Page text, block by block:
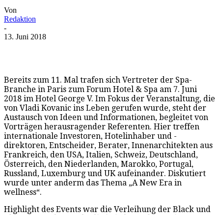
Von
Redaktion
-
13. Juni 2018
Bereits zum 11. Mal trafen sich Vertreter der Spa-
Branche in Paris zum Forum Hotel & Spa am 7. Juni
2018 im Hotel George V. Im Fokus der Veranstaltung, die
von Vladi Kovanic ins Leben gerufen wurde, steht der
Austausch von Ideen und Informationen, begleitet von
Vorträgen herausragender Referenten. Hier treffen
internationale Investoren, Hotelinhaber und -
direktoren, Entscheider, Berater, Innenarchitekten aus
Frankreich, den USA, Italien, Schweiz, Deutschland,
Österreich, den Niederlanden, Marokko, Portugal,
Russland, Luxemburg und UK aufeinander. Diskutiert
wurde unter anderm das Thema „A New Era in
wellness“.
Highlight des Events war die Verleihung der Black und